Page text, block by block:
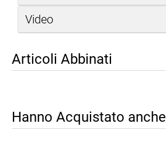
Video
Articoli Abbinati
Hanno Acquistato anche